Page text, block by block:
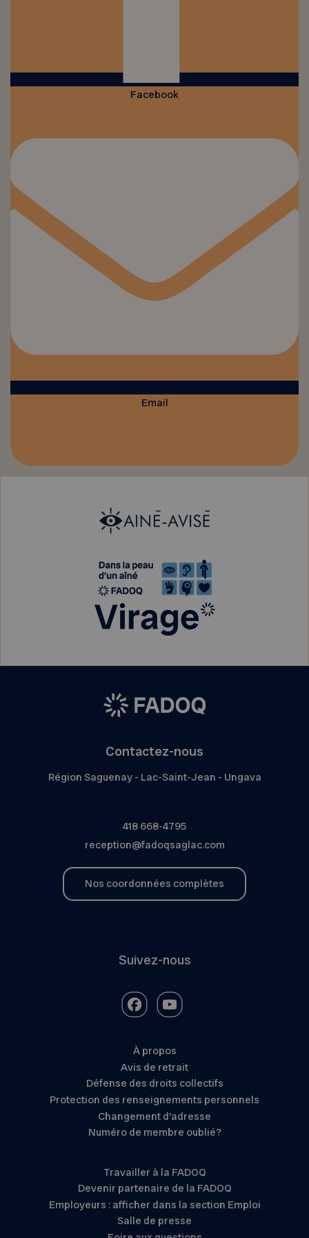
Facebook
Email
Contactez-nous
Région Saguenay - Lac-Saint-Jean - Ungava
418 668-4795
reception@fadoqsaglac.com
Nos coordonnées complètes
Suivez-nous
À propos
Avis de retrait
Défense des droits collectifs
Protection des renseignements personnels
Changement d’adresse
Numéro de membre oublié?
Travailler à la FADOQ
Devenir partenaire de la FADOQ
Employeurs : afficher dans la section Emploi
Salle de presse